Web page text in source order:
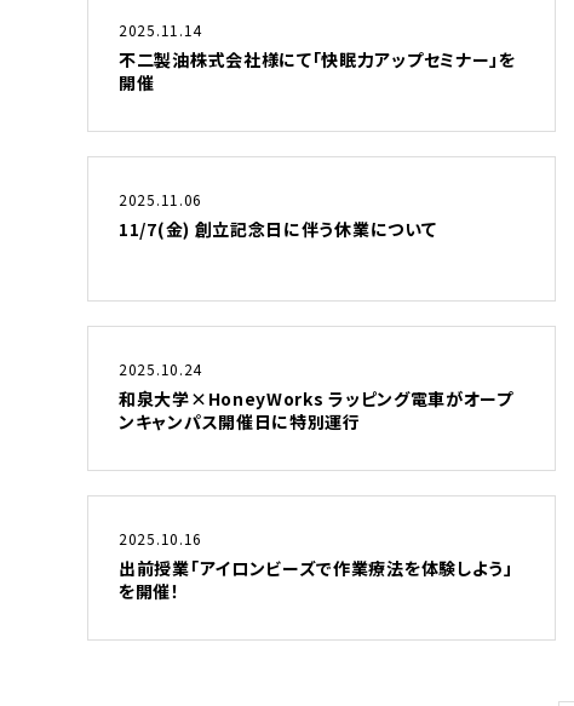
2025.11.14
不二製油株式会社様にて「快眠力アップセミナー」を
開催
2025.11.06
11/7(金) 創立記念日に伴う休業について
2025.10.24
和泉大学×HoneyWorks ラッピング電車がオープ
ンキャンパス開催日に特別運行
2025.10.16
出前授業「アイロンビーズで作業療法を体験しよう」
を開催！